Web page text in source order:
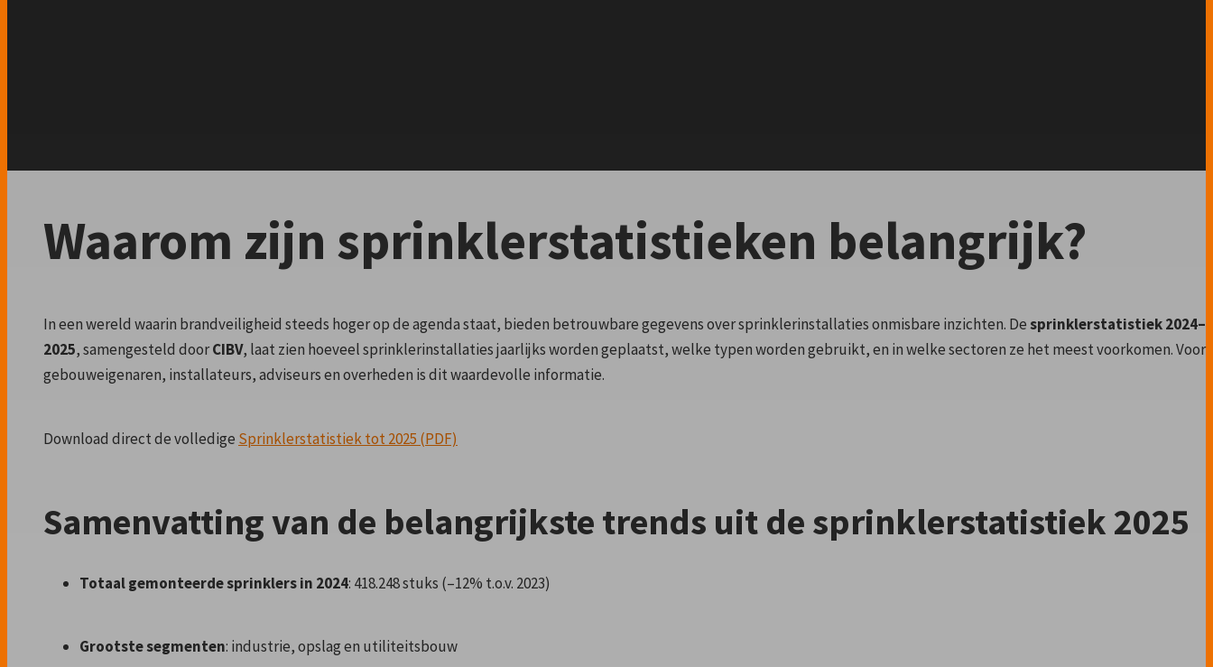
Waarom zijn sprinklerstatistieken belangrijk?
In een wereld waarin brandveiligheid steeds hoger op de agenda staat, bieden betrouwbare gegevens over sprinklerinstallaties onmisbare inzichten. Desprinklerstatistiek 2024–
2025, samengesteld doorCIBV, laat zien hoeveel sprinklerinstallaties jaarlijks worden geplaatst, welke typen worden gebruikt, en in welke sectoren ze het meest voorkomen. Voor
gebouweigenaren, installateurs, adviseurs en overheden is dit waardevolle informatie.
Download direct de volledige Sprinklerstatistiek tot 2025 (PDF)
Samenvatting van de belangrijkste trends uit de sprinklerstatistiek 2025
Totaal gemonteerde sprinklers in 2024: 418.248 stuks (–12% t.o.v. 2023)
Grootste segmenten: industrie, opslag en utiliteitsbouw